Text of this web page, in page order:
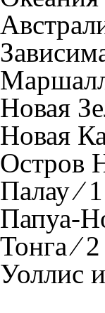
Новая
Новая
Остров
Палау ⁄ 1
Папуа-
Тонга ⁄ 2
Уоллис